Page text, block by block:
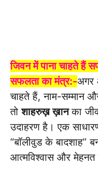
जिवन में पाना चाहते
सफलता का मंत्र:-अगर
चाहते हैं, नाम-सम्मान
तोशाहरुख़ ख़ानका
उदाहरण है। एक
“बॉलीवुड के बादशाह”
आत्मविश्वास और मेहनत